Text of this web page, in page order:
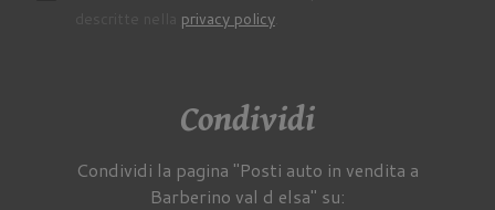
privacy policy.
Condividi
Condividi la pagina "Posti auto in vendita a
Barberino val d elsa" su: